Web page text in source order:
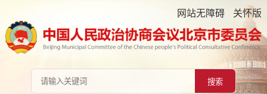
网站无障碍 关怀版